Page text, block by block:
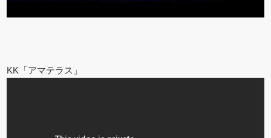
KK「アマテラス」